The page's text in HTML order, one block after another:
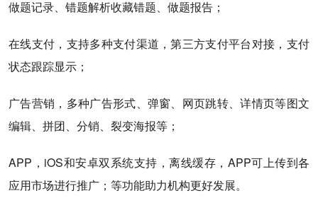
做题记录、错题解析收藏错题、做题报告；
在线支付，支持多种支付渠道，第三方支付平台对接，支付
状态跟踪显示；
广告营销，多种广告形式、弹窗、网页跳转、详情页等图文
编辑、拼团、分销、裂变海报等；
APP，iOS和安卓双系统支持，离线缓存，APP可上传到各
应用市场进行推广；等功能助力机构更好发展。